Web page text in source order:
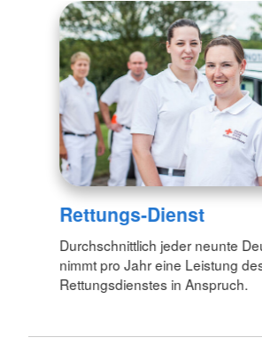
Rettungs-Dienst
Durchschnittlich jeder neunte
nimmt pro Jahr eine Leistung
Rettungsdienstes in Anspruch.